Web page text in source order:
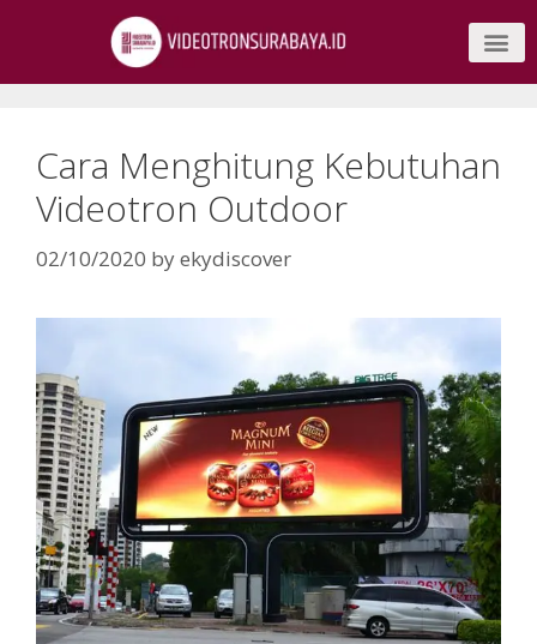
Cara Menghitung Kebutuhan
Videotron Outdoor
02/10/2020 byekydiscover